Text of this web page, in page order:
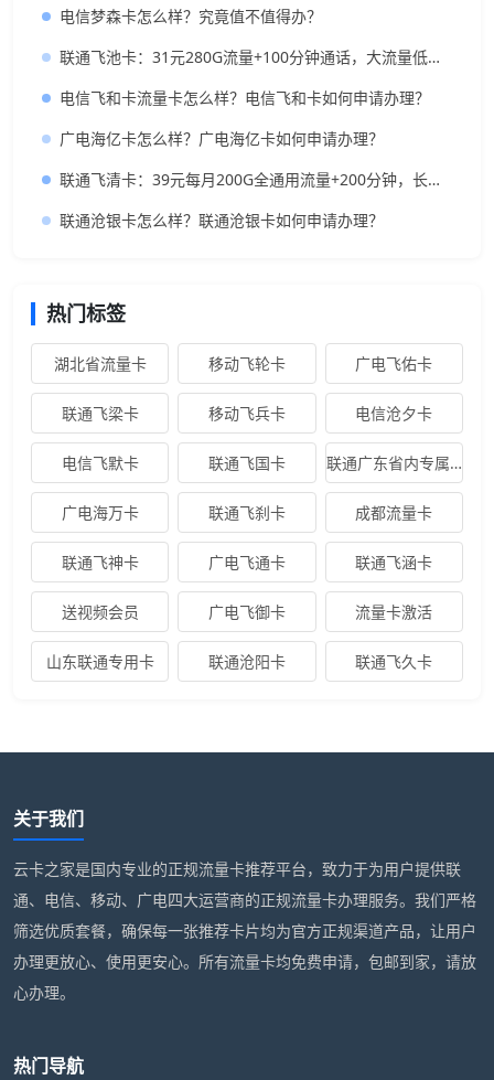
电信梦森卡怎么样？究竟值不值得办？
联通飞池卡：31元280G流量+100分钟通话，大流量低月租长期套餐推荐
电信飞和卡流量卡怎么样？电信飞和卡如何申请办理？
广电海亿卡怎么样？广电海亿卡如何申请办理？
联通飞清卡：39元每月200G全通用流量+200分钟，长期可结转的超值大流量卡推荐
联通沧银卡怎么样？联通沧银卡如何申请办理？
热门标签
湖北省流量卡 移动飞轮卡 广电飞佑卡
联通飞梁卡 移动飞兵卡 电信沧夕卡
电信飞默卡 联通飞国卡 联通广东省内专属卡
广电海万卡 联通飞刹卡 成都流量卡
联通飞神卡 广电飞通卡 联通飞涵卡
送视频会员 广电飞御卡 流量卡激活
山东联通专用卡 联通沧阳卡 联通飞久卡
关于我们
云卡之家是国内专业的正规流量卡推荐平台，致力于为用户提供联
通、电信、移动、广电四大运营商的正规流量卡办理服务。我们严格
筛选优质套餐，确保每一张推荐卡片均为官方正规渠道产品，让用户
办理更放心、使用更安心。所有流量卡均免费申请，包邮到家，请放
心办理。
热门导航